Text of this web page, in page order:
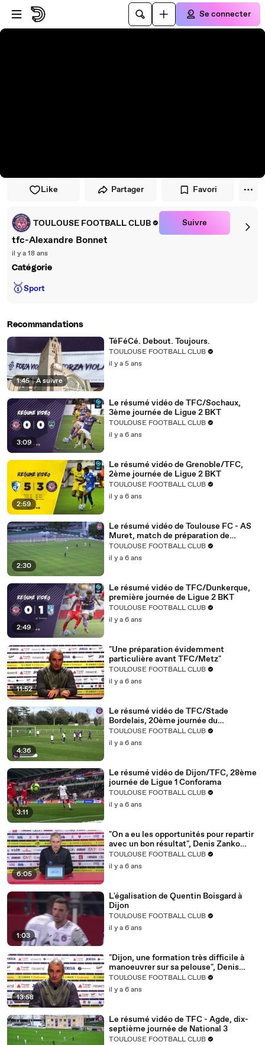
Passer au player
Passer au contenu principal
Se connecter
Like Partager Favori
TOULOUSE FOOTBALL CLUB Suivre
tfc-Alexandre Bonnet
il y a 18 ans
Catégorie
🥇Sport
Recommandations
1:45 | À suivre
TéFéCé. Debout. Toujours.
TOULOUSE FOOTBALL CLUB
il y a 5 ans
3:09
Le résumé vidéo de TFC/Sochaux,
3ème journée de Ligue 2 BKT
TOULOUSE FOOTBALL CLUB
il y a 6 ans
2:59
Le résumé vidéo de Grenoble/TFC,
2ème journée de Ligue 2 BKT
TOULOUSE FOOTBALL CLUB
il y a 6 ans
2:30
Le résumé vidéo de Toulouse FC - AS
Muret, match de préparation de
l'équipe National 3
TOULOUSE FOOTBALL CLUB
il y a 6 ans
2:49
Le résumé vidéo de TFC/Dunkerque,
première journée de Ligue 2 BKT
TOULOUSE FOOTBALL CLUB
il y a 6 ans
11:52
"Une préparation évidemment
particulière avant TFC/Metz"
TOULOUSE FOOTBALL CLUB
il y a 6 ans
4:36
Le résumé vidéo de TFC/Stade
Bordelais, 20ème journée du
championnat U17
TOULOUSE FOOTBALL CLUB
il y a 6 ans
3:11
Le résumé vidéo de Dijon/TFC, 28ème
journée de Ligue 1 Conforama
TOULOUSE FOOTBALL CLUB
il y a 6 ans
6:05
"On a eu les opportunités pour repartir
avec un bon résultat", Denis Zanko
après Dijon/TFC
TOULOUSE FOOTBALL CLUB
il y a 6 ans
1:03
L'égalisation de Quentin Boisgard à
Dijon
TOULOUSE FOOTBALL CLUB
il y a 6 ans
13:58
"Dijon, une formation très difficile à
manoeuvrer sur sa pelouse", Denis
Zanko avant Dijon/TFC
TOULOUSE FOOTBALL CLUB
il y a 6 ans
Le résumé vidéo de TFC - Agde, dix-
septième journée de National 3
TOULOUSE FOOTBALL CLUB